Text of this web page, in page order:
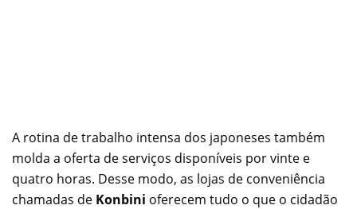
A rotina de trabalho intensa dos japoneses também
molda a oferta de serviços disponíveis por vinte e
quatro horas. Desse modo, as lojas de conveniência
chamadas de Konbini oferecem tudo o que o cidadão